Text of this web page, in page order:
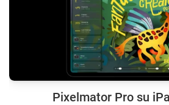
Pixelmator Pro su